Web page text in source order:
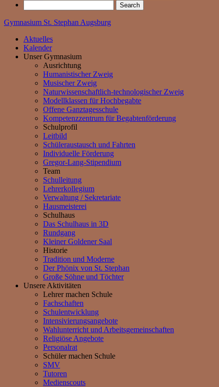
Gymnasium St. Stephan Augsburg
Aktuelles
Kalender
Unser Gymnasium
Ausrichtung
Humanistischer Zweig
Musischer Zweig
Naturwissenschaftlich-technologischer Zweig
Modellklassen für Hochbegabte
Offene Ganztagesschule
Kompetenzzentrum für Begabtenförderung
Schulprofil
Leitbild
Schüleraustausch und Fahrten
Individuelle Förderung
Gregor-Lang-Stipendium
Team
Schulleitung
Lehrerkollegium
Verwaltung / Sekretariate
Hausmeisterei
Schulhaus
Das Schulhaus in 3D
Rundgang
Kleiner Goldener Saal
Historie
Tradition und Moderne
Der Phönix von St. Stephan
Große Söhne und Töchter
Unsere Aktivitäten
Lehrer machen Schule
Fachschaften
Schulentwicklung
Intensivierungsangebote
Wahlunterricht und Arbeitsgemeinschaften
Religiöse Angebote
Personalrat
Schüler machen Schule
SMV
Tutoren
Medienscouts